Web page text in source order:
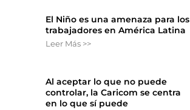
El Niño es una amenaza para los
trabajadores en América Latina
Leer Más >>
Al aceptar lo que no puede
controlar, la Caricom se centra
en lo que sí puede